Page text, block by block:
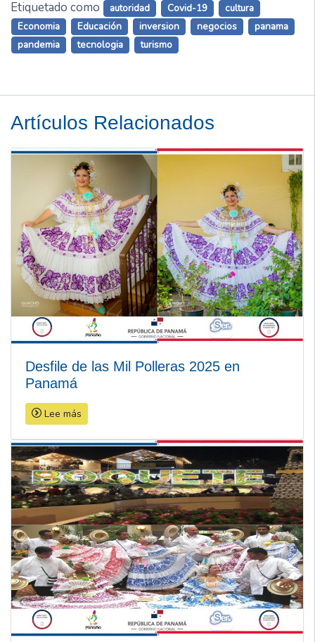
Etiquetado como autoridad Covid-19
cultura
Economia
Educación inversion negocios
panama
pandemia
tecnologia turismo
Artículos Relacionados
Desfile de las Mil Polleras 2025 en
Panamá
Lee más